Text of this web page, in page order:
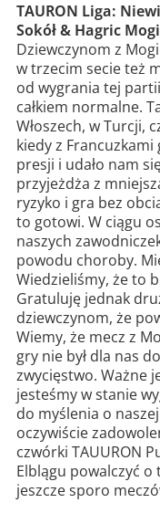
TAURON Liga:
Sokół & Hagric
Dziewczynom z
w trzecim secie też
od wygrania tej
całkiem normalne.
Włoszech, w Turcji,
kiedy z
presji i udało nam
przyjeżdża z
ryzyko i gra bez
to gotowi. W ciągu
naszych
powodu choroby.
Wiedzieliśmy, że to
Gratuluję jednak
dziewczynom, że
Wiemy, że mecz z
gry nie był dla nas
zwycięstwo. Ważne
jesteśmy w stanie
do myślenia o
oczywiście
czwórki TAUURON
Elblągu powalczyć
jeszcze sporo